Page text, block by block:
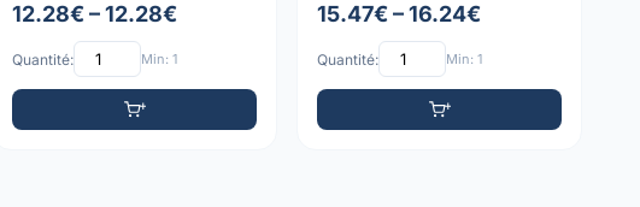
12.28€ – 12.28€
Quantité: Min: 1
15.47€ – 16.24€
Quantité: Min: 1